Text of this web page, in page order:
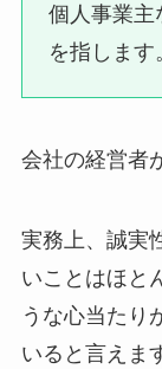
個人事業主
を指します
会社の経営者
実務上、誠実
いことはほと
うな心当たり
いると言えま